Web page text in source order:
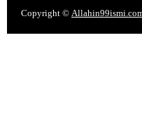
Copyright ©